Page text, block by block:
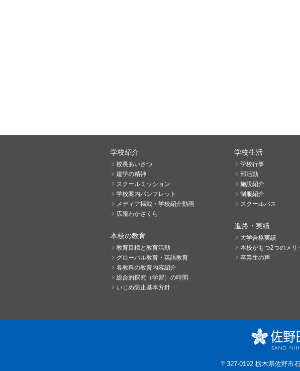
学校紹介
校長あいさつ
建学の精神
スクールミッション
学校案内パンフレット
メディア掲載・学校紹介動画
広報わかざくら
本校の教育
教育目標と教育活動
グローバル教育・英語教育
各教科の教育内容紹介
総合的探究（学習）の時間
いじめ防止基本方針
学校生活
学校行事
部活動
施設紹介
制服紹介
スクールバス
進路・実績
大学合格実績
本校がもつ2つのメリ
卒業生の声
〒327-0192 栃木県佐野市